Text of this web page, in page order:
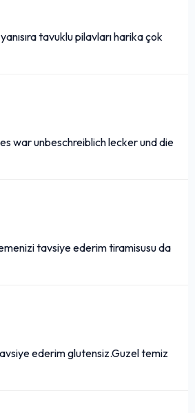
tavuklu pilavları harika çok
war unbeschreiblich lecker und die
tavsiye ederim tiramisusu da
ederim glutensiz.Guzel temiz